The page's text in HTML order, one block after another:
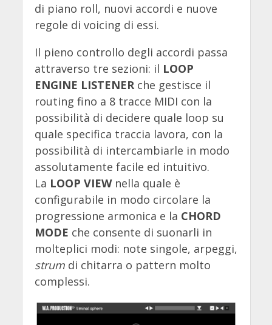
di piano roll, nuovi accordi e nuove
regole di voicing di essi.
Il pieno controllo degli accordi passa
attraverso tre sezioni: il LOOP
ENGINE LISTENERche gestisce il
routing fino a 8 tracce MIDI con la
possibilità di decidere quale loop su
quale specifica traccia lavora, con la
possibilità di intercambiarle in modo
assolutamente facile ed intuitivo.
La LOOP VIEWnella quale è
configurabile in modo circolare la
progressione armonica e la CHORD
MODE che consente di suonarli in
molteplici modi: note singole, arpeggi,
strum di chitarra o pattern molto
complessi.